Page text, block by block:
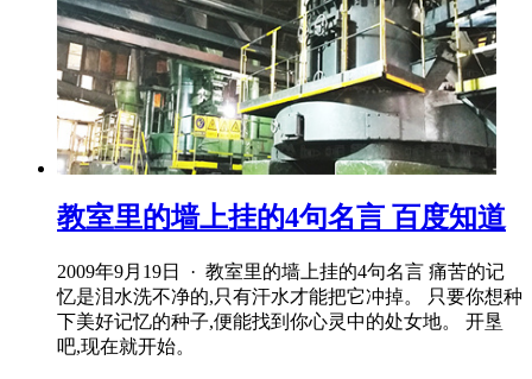
教室里的墙上挂的4句名言 百度知道
2009年9月19日 · 教室里的墙上挂的4句名言 痛苦的记
忆是泪水洗不净的,只有汗水才能把它冲掉。 只要你想种
下美好记忆的种子,便能找到你心灵中的处女地。 开垦
吧,现在就开始。